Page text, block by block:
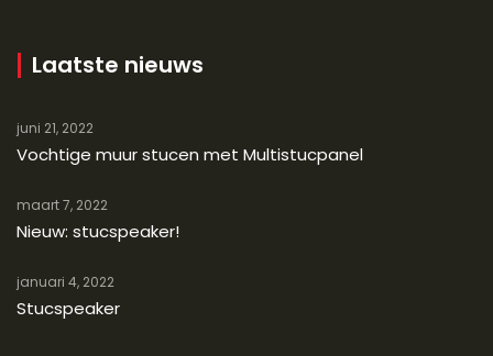
Laatste nieuws
juni 21, 2022
Vochtige muur stucen met Multistucpanel
maart 7, 2022
Nieuw: stucspeaker!
januari 4, 2022
Stucspeaker